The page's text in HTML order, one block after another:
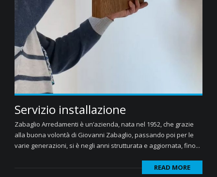
Servizio installazione
Zabaglio Arredamenti è un’azienda, nata nel 1952, che grazie
alla buona volontà di Giovanni Zabaglio, passando poi per le
varie generazioni, si è negli anni strutturata e aggiornata, fino...
READ MORE